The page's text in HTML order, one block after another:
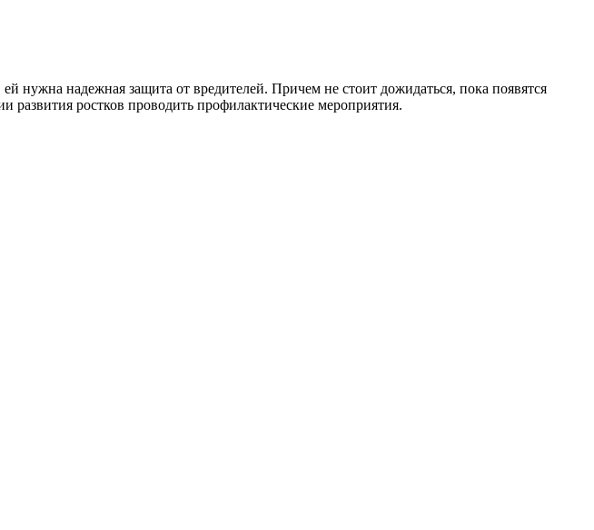
надежная защита от вредителей. Причем не стоит дожидаться, пока появятся
ростков проводить профилактические мероприятия.